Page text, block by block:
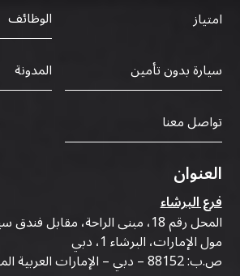
امتياز
الوظائف
سيارة بدون تأمين
المدونة
تواصل معنا
العنوان
فرع البرشاء
المحل رقم 18، مبنى الراحة،
مول الإمارات، البرشاء 1، دبي
ص.ب: 88152 – دبي – الإمارات العربية المتحدة